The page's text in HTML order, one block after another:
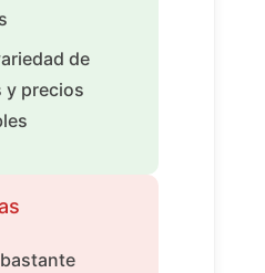
de
y precios